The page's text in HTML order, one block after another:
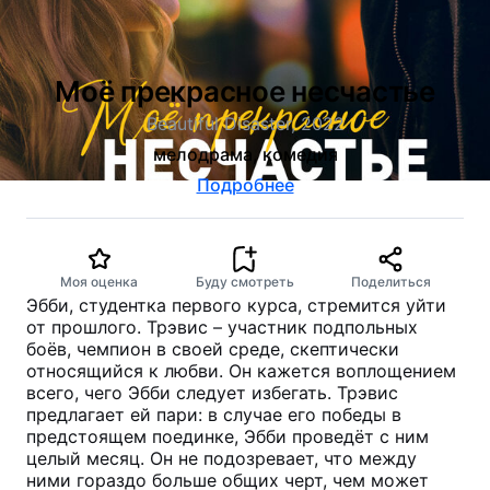
Моё прекрасное несчастье
Beautiful Disaster, 2022
мелодрама, комедия
Подробнее
Моя оценка Буду смотреть Поделиться
Эбби, студентка первого курса, стремится уйти
от прошлого. Трэвис – участник подпольных
боёв, чемпион в своей среде, скептически
относящийся к любви. Он кажется воплощением
всего, чего Эбби следует избегать. Трэвис
предлагает ей пари: в случае его победы в
предстоящем поединке, Эбби проведёт с ним
целый месяц. Он не подозревает, что между
ними гораздо больше общих черт, чем может